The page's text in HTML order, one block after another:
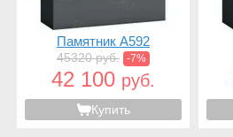
Памятник A592
45320 руб. -7%
42 100 руб.
Купить